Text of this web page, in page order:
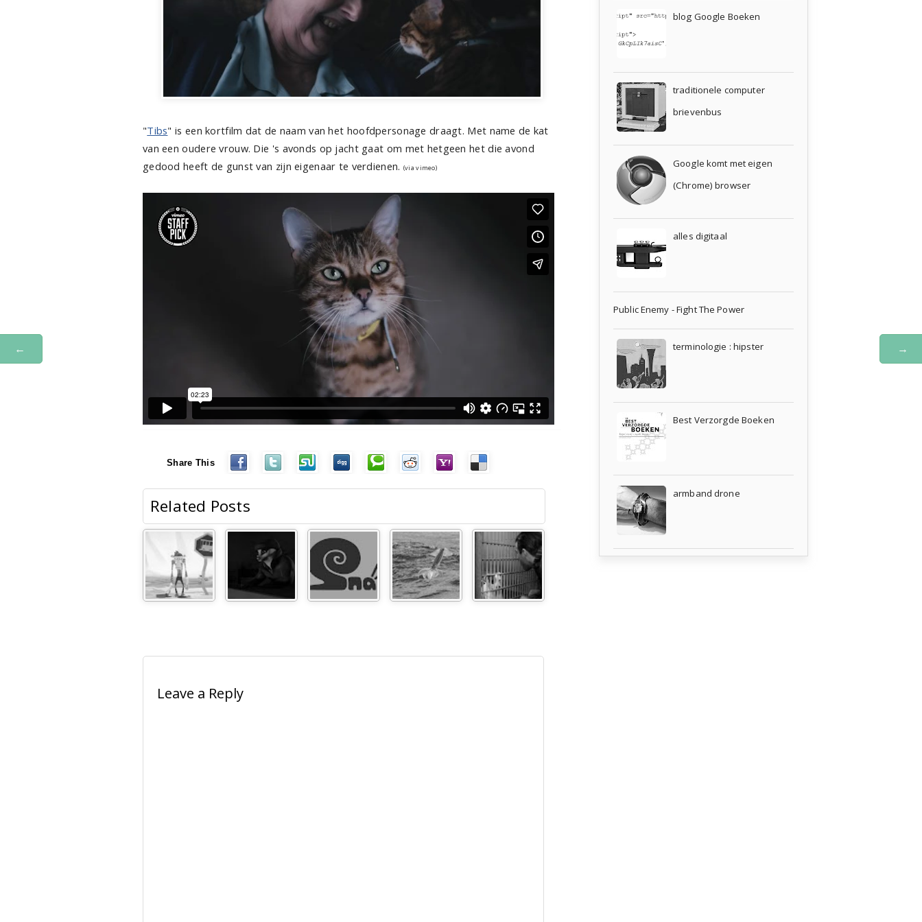
"Tibs" is een kortfilm dat de naam van het hoofdpersonage draagt. Met name de kat
van een oudere vrouw. Die 's avonds op jacht gaat om met hetgeen het die avond
gedood heeft de gunst van zijn eigenaar te verdienen. (via vimeo)
Share This
Related Posts
Leave a Reply
← →
blog Google Boeken
traditionele computer
brievenbus
Google komt met eigen
(Chrome) browser
alles digitaal
Public Enemy - Fight The Power
terminologie : hipster
Best Verzorgde Boeken
armband drone